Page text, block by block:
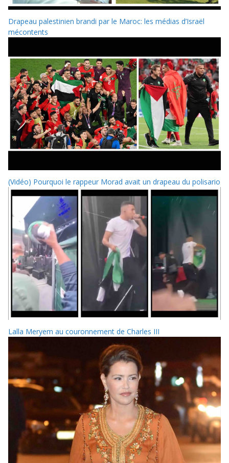
Drapeau palestinien brandi par le Maroc: les médias d’Israël
mécontents
(Vidéo) Pourquoi le rappeur Morad avait un drapeau du polisario
Lalla Meryem au couronnement de Charles III